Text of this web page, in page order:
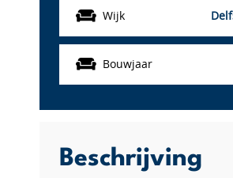
Wijk
Bouwjaar
Beschrijving